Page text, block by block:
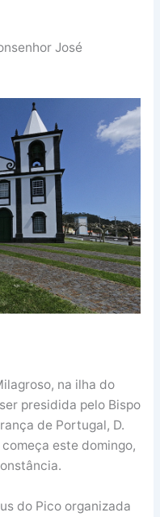
José
na ilha do
presidida pelo Bispo
de Portugal, D.
este domingo,
do Pico organizada